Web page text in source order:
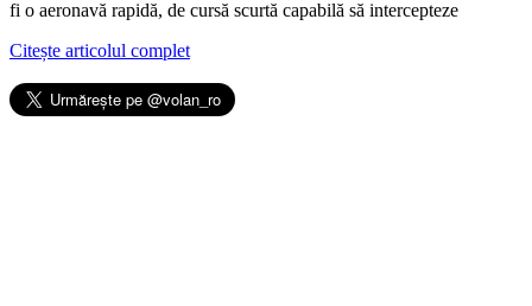
fi o aeronavă rapidă, de cursă scurtă capabilă să intercepteze
Citește articolul complet